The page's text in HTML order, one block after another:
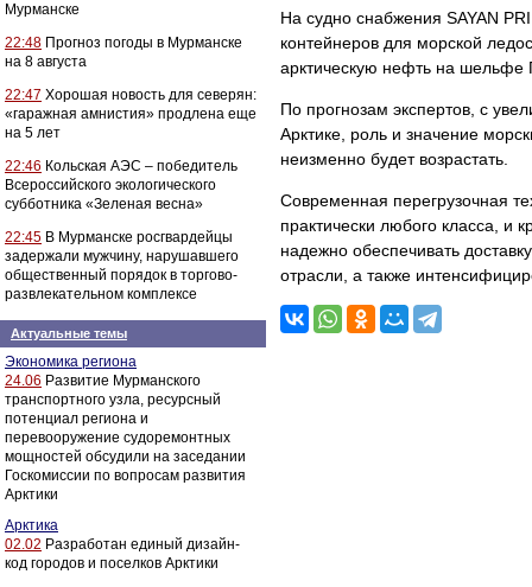
Мурманске
22:48 Прогноз погоды в Мурманске
на 8 августа
22:47 Хорошая новость для северян:
«гаражная амнистия» продлена еще
на 5 лет
22:46 Кольская АЭС – победитель
Всероссийского экологического
субботника «Зеленая весна»
22:45 В Мурманске росгвардейцы
задержали мужчину, нарушавшего
общественный порядок в торгово-
развлекательном комплексе
Актуальные темы
Экономика региона
24.06 Развитие Мурманского
транспортного узла, ресурсный
потенциал региона и
перевооружение судоремонтных
мощностей обсудили на заседании
Госкомиссии по вопросам развития
Арктики
Арктика
02.02 Разработан единый дизайн-
код городов и поселков Арктики
На судно снабжения SAYAN
контейнеров для морской
арктическую нефть на шельфе
По прогнозам экспертов, с
Арктике, роль и значение
неизменно будет возрастать.
Современная перегрузочная
практически любого класса, и
надежно обеспечивать
отрасли, а также